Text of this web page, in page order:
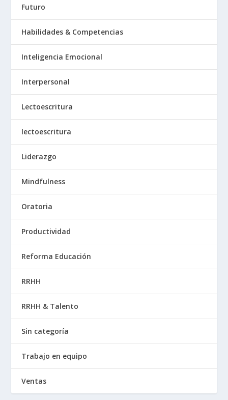
Futuro
Habilidades & Competencias
Inteligencia Emocional
Interpersonal
Lectoescritura
lectoescritura
Liderazgo
Mindfulness
Oratoria
Productividad
Reforma Educación
RRHH
RRHH & Talento
Sin categoría
Trabajo en equipo
Ventas